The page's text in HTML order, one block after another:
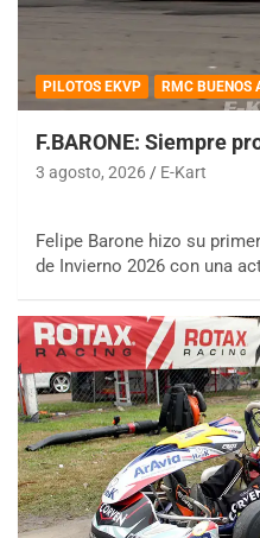
PILOTOS EKVP RMC BUENOS
F.BARONE: Siempre
3 agosto, 2026 E-Kart
Felipe Barone hizo su
de Invierno 2026 con una